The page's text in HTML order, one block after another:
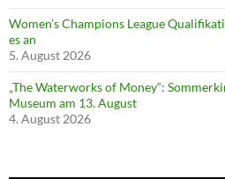
Women’s Champions League
es an
5. August 2026
„The Waterworks of Money“:
Museum am 13. August
4. August 2026